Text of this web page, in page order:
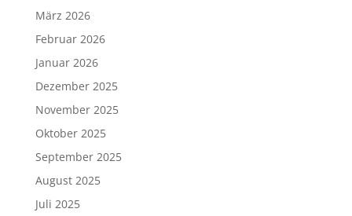
März 2026
Februar 2026
Januar 2026
Dezember 2025
November 2025
Oktober 2025
September 2025
August 2025
Juli 2025